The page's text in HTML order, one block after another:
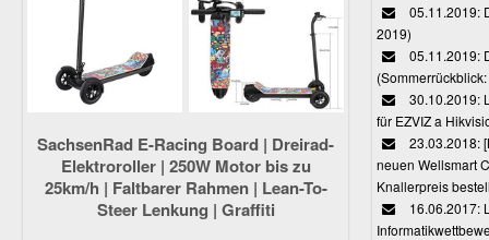
SachsenRad E-Racing Board | Dreirad-
Elektroroller | 250W Motor bis zu
25km/h | Faltbarer Rahmen | Lean-To-
Steer Lenkung | Graffiti
05.11.2019:
2019)
05.11.2019:
30.10.2019:
für EZVIZ a
23.03.2018:
neuen Wellsmart
Knallerpreis
16.06.2017: